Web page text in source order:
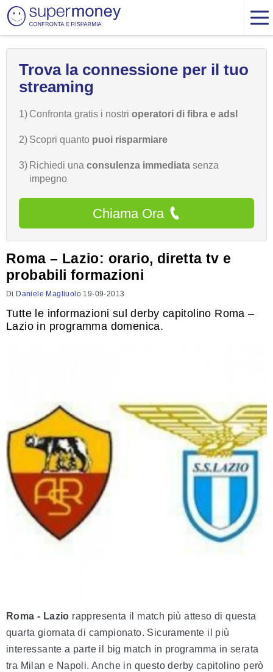
Trova la connessione per il tuo
streaming
1) Confronta gratis i nostri operatori di fibra e adsl
2) Scopri quanto puoi risparmiare
3) Richiedi una consulenza immediata senza
impegno
Chiama Ora
Roma – Lazio: orario, diretta tv e
probabili formazioni
Di Daniele Magliuolo 19-09-2013
Tutte le informazioni sul derby capitolino Roma –
Lazio in programma domenica.
Roma - Lazio rappresenta il match più atteso di questa
quarta giornata di campionato. Sicuramente il più
interessante a parte il big match in programma in serata
tra Milan e Napoli. Anche in questo derby capitolino però